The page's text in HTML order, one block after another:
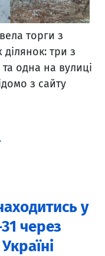
торги з
три з
та одна на вулиці
з сайту
у
через